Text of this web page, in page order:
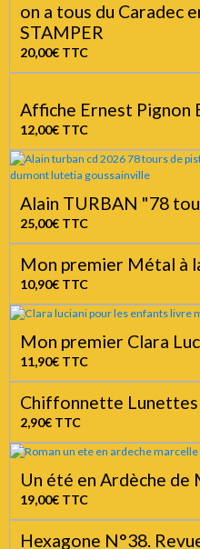
on a tous du Caradec
STAMPER
20,00€ TTC
Affiche Ernest Pignon
12,00€ TTC
Alain TURBAN "78
25,00€ TTC
Mon premier Métal à
10,90€ TTC
Mon premier Clara
11,90€ TTC
Chiffonnette
2,90€ TTC
Un été en Ardèche de
19,00€ TTC
Hexagone N°38.